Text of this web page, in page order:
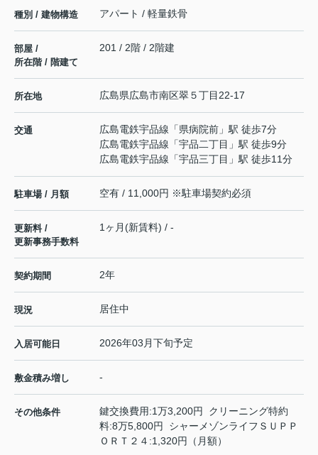
種別 / 建物構造 アパート / 軽量鉄骨
部屋 /
所在階 / 階建て
201 / 2階 / 2階建
所在地 広島県広島市南区翠５丁目22-17
交通 広島電鉄宇品線 「県病院前 」駅 徒歩7分
広島電鉄宇品線 「宇品二丁目 」駅 徒歩9分
広島電鉄宇品線 「宇品三丁目 」駅 徒歩11分
駐車場 / 月額 空有 / 11,000円 ※駐車場契約必須
更新料 /
更新事務手数料
1ヶ月(新賃料) / -
契約期間 2年
現況 居住中
入居可能日 2026年03月下旬予定
敷金積み増し -
その他条件
鍵交換費用:1万3,200円 クリーニング特約
料:8万5,800円 シャーメゾンライフＳＵＰＰ
ＯＲＴ２４:1,320円（月額）